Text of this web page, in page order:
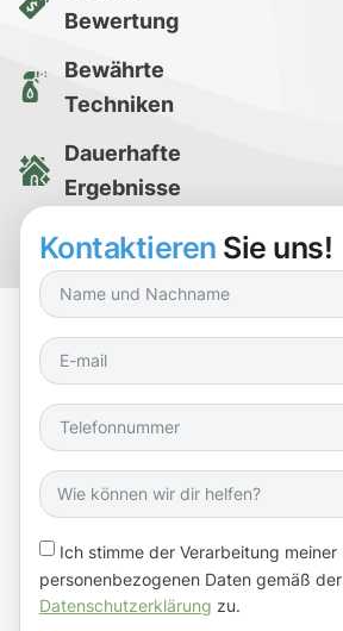
Bewertung
Bewährte
Techniken
Dauerhafte
Ergebnisse
Kostenlose
Reinigungsprobe
Kontaktieren Sie uns!
Ich stimme der Verarbeitung meiner
personenbezogenen Daten gemäß der
Datenschutzerklärung zu.